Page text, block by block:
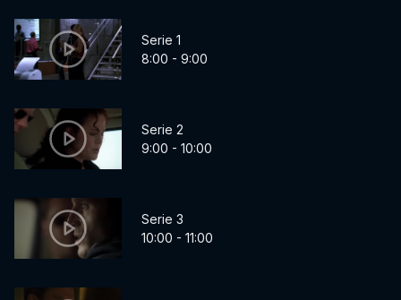
Serie 1
8:00 - 9:00
Serie 2
9:00 - 10:00
Serie 3
10:00 - 11:00